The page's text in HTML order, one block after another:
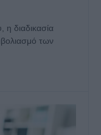
η διαδικασία
των